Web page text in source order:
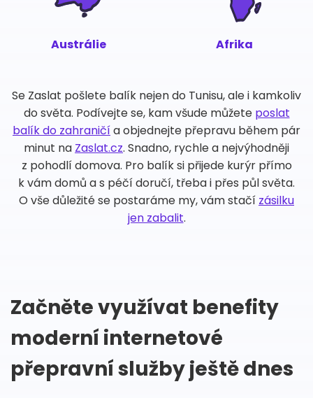
Austrálie Afrika
Se Zaslat pošlete balík nejen do Tunisu, ale i kamkoliv
do světa. Podívejte se, kam všude můžete poslat
balík do zahraničía objednejte přepravu během pár
minut na Zaslat.cz. Snadno, rychle a nejvýhodněji
z pohodlí domova. Pro balík si přijede kurýr přímo
k vám domů a s péčí doručí, třeba i přes půl světa.
O vše důležité se postaráme my, vám stačí zásilku
jen zabalit.
Začněte využívat benefity
moderní internetové
přepravní služby ještě dnes